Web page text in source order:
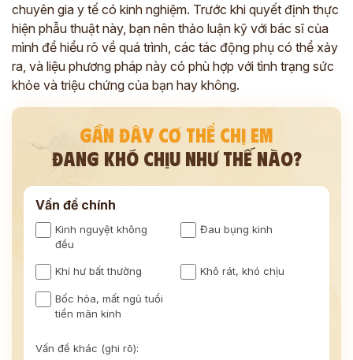
chuyên gia y tế có kinh nghiệm. Trước khi quyết định thực
hiện phẫu thuật này, bạn nên thảo luận kỹ với bác sĩ của
mình để hiểu rõ về quá trình, các tác động phụ có thể xảy
ra, và liệu phương pháp này có phù hợp với tình trạng sức
khỏe và triệu chứng của bạn hay không.
GẦN ĐÂY CƠ THỂ CHỊ EM
ĐANG KHÓ CHỊU NHƯ THẾ NÀO?
Vấn đề chính
Kinh nguyệt không
đều
Đau bụng kinh
Khí hư bất thường Khô rát, khó chịu
Bốc hỏa, mất ngủ tuổi
tiền mãn kinh
Vấn đề khác (ghi rõ):